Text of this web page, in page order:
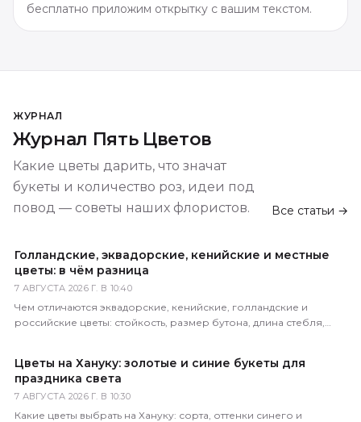
бесплатно приложим открытку с вашим текстом.
ЖУРНАЛ
Журнал Пять Цветов
Какие цветы дарить, что значат
букеты и количество роз, идеи под
повод — советы наших флористов.
Все статьи →
Голландские, эквадорские, кенийские и местные
цветы: в чём разница
7 АВГУСТА 2026 Г. В 10:40
Чем отличаются эквадорские, кенийские, голландские и
российские цветы: стойкость, размер бутона, длина стебля,
Цветы на Хануку: золотые и синие букеты для
праздника света
7 АВГУСТА 2026 Г. В 10:30
Какие цветы выбрать на Хануку: сорта, оттенки синего и